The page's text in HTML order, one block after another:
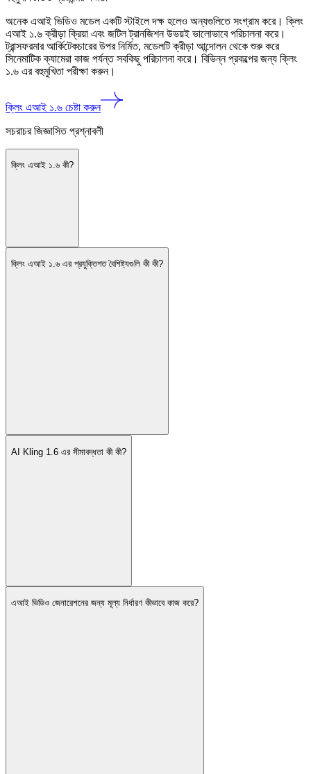
অনেক এআই ভিডিও মডেল একটি স্টাইলে দক্ষ হলেও অন্যগুলিতে সংগ্রাম করে। ক্লিং
এআই ১.৬ ক্রীড়া ক্রিয়া এবং জটিল ট্রানজিশন উভয়ই ভালোভাবে পরিচালনা করে।
ট্রান্সফরমার আর্কিটেকচারের উপর নির্মিত, মডেলটি ক্রীড়া আন্দোলন থেকে শুরু করে
সিনেমাটিক ক্যামেরা কাজ পর্যন্ত সবকিছু পরিচালনা করে। বিভিন্ন প্রকল্পের জন্য ক্লিং
১.৬ এর বহুমুখিতা পরীক্ষা করুন।
ক্লিং এআই ১.৬ চেষ্টা করুন
সচরাচর জিজ্ঞাসিত প্রশ্নাবলী
ক্লিং এআই ১.৬ কী?
ক্লিং এআই ১.৬ এর প্রযুক্তিগত বৈশিষ্ট্যগুলি কী কী?
AI Kling 1.6 এর সীমাবদ্ধতা কী কী?
এআই ভিডিও জেনারেশনের জন্য মূল্য নির্ধারণ কীভাবে কাজ করে?